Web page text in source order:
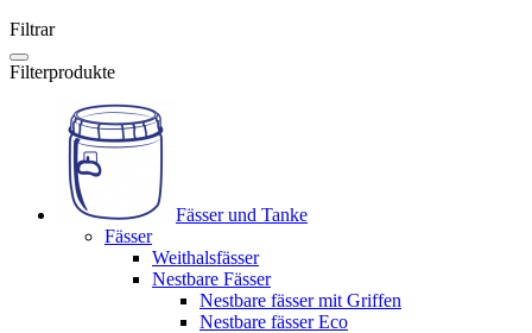
Filtrar
Filterprodukte
Fässer und Tanke
Fässer
Weithalsfässer
Nestbare Fässer
Nestbare fässer mit Griffen
Nestbare fässer Eco